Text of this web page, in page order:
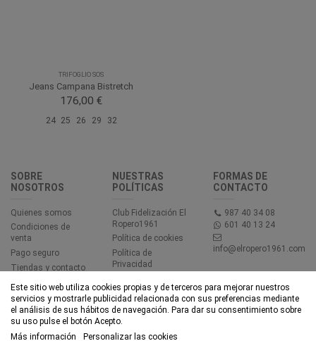
TRIFOGLIO SOS
Jeans Campana Bistretch
176,00 €
24 25 26 29 32
SOBRE
NOSOTROS
Quienes somos
Condiciones de
venta
Pago seguro
Tiendas y contacto
NUESTRAS
POLÍTICAS
Club Fidelización El
Ropero1961
Política de cookies
Política de
Privacidad
Accesibilidad
FORMAS DE
CONTACTO
987 40 34 08
601 40 13 24
info@elropero1961.com
Este sitio web utiliza cookies propias y de terceros para mejorar nuestros
servicios y mostrarle publicidad relacionada con sus preferencias mediante
el análisis de sus hábitos de navegación. Para dar su consentimiento sobre
su uso pulse el botón Acepto.
Más información
Personalizar las cookies
© EL ROPERO 1961 - Todos los derechos reservados - Powered by